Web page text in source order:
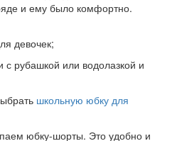
и ему было комфортно.
девочек;
рубашкой или водолазкой и
школьную юбку для
юбку-шорты. Это удобно и